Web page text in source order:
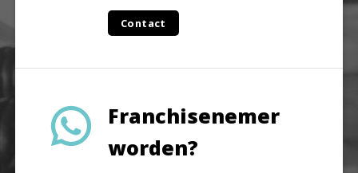
Contact
Franchisenemer
worden?